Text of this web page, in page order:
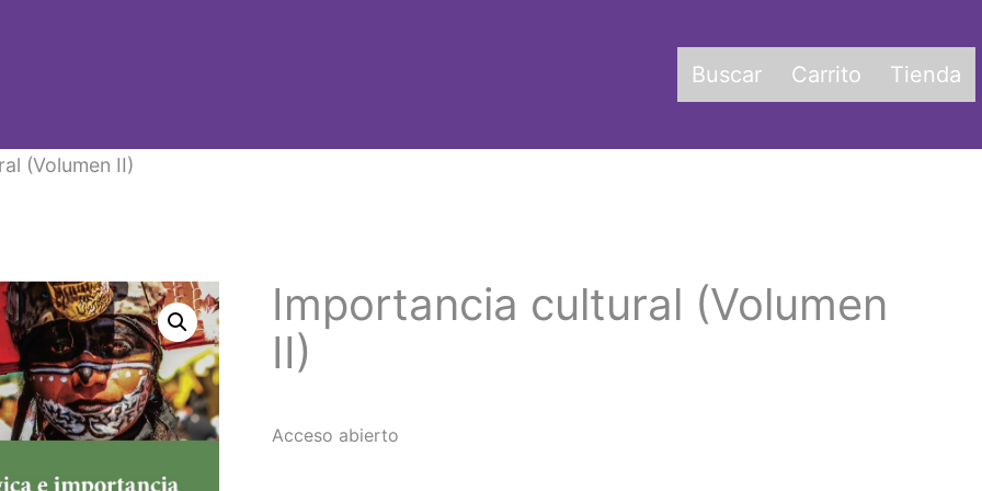
Buscar Carrito Tienda
(Volumen II)
Importancia cultural (Volumen
II)
Acceso abierto